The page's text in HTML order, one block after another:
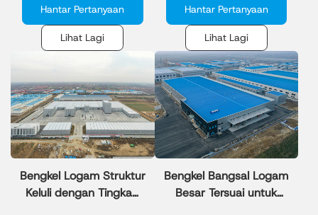
Hantar Pertanyaan
Lihat Lagi
Besar
Hantar Pertanyaan
Lihat Lagi
Bengkel Logam Struktur
Keluli dengan Tingkap
Bengkel Bangsal Logam
Besar Tersuai untuk